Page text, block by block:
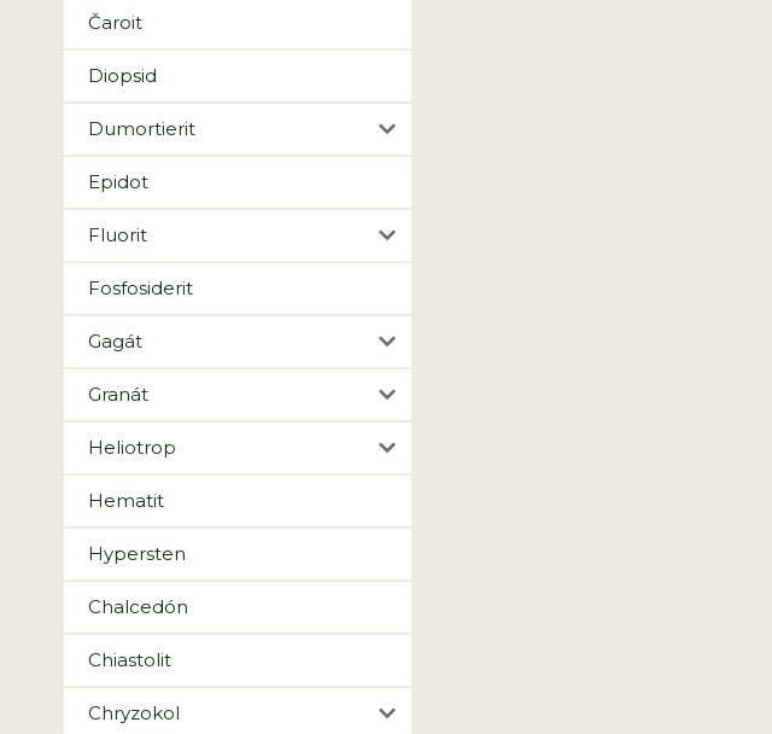
Čaroit
Diopsid
Dumortierit
Epidot
Fluorit
Fosfosiderit
Gagát
Granát
Heliotrop
Hematit
Hypersten
Chalcedón
Chiastolit
Chryzokol